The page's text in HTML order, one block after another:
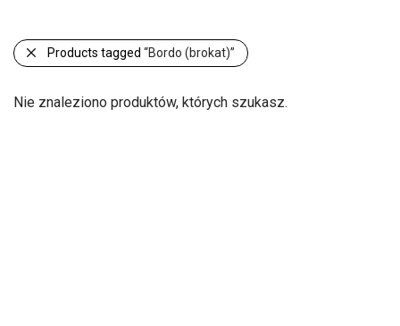
Products tagged “Bordo (brokat)”
Nie znaleziono produktów, których szukasz.